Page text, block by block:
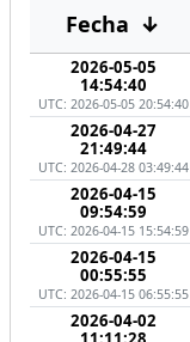
Fecha ↓
2026-05-05
14:54:40
UTC: 2026-05-05 20:54:40
2026-04-27
21:49:44
UTC: 2026-04-28 03:49:44
2026-04-15
09:54:59
UTC: 2026-04-15 15:54:59
2026-04-15
00:55:55
UTC: 2026-04-15 06:55:55
2026-04-02